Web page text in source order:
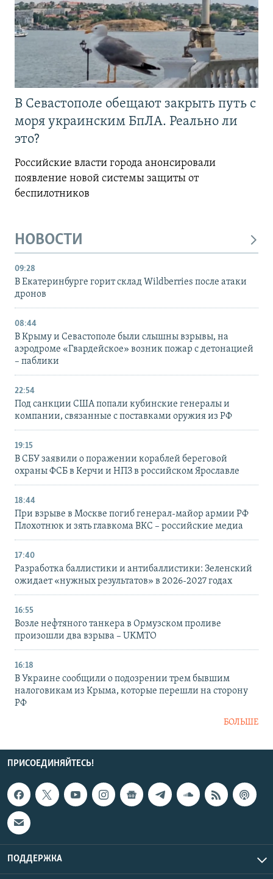
В Севастополе обещают закрыть путь с
моря украинским БпЛА. Реально ли
это?
Российские власти города анонсировали
появление новой системы защиты от
беспилотников
НОВОСТИ
09:28
В Екатеринбурге горит склад Wildberries после атаки
дронов
08:44
В Крыму и Севастополе были слышны взрывы, на
аэродроме «Гвардейское» возник пожар с детонацией
– паблики
22:54
Под санкции США попали кубинские генералы и
компании, связанные с поставками оружия из РФ
19:15
В СБУ заявили о поражении кораблей береговой
охраны ФСБ в Керчи и НПЗ в российском Ярославле
18:44
При взрыве в Москве погиб генерал-майор армии РФ
Плохотнюк и зять главкома ВКС – российские медиа
17:40
Разработка баллистики и антибаллистики: Зеленский
ожидает «нужных результатов» в 2026-2027 годах
16:55
Возле нефтяного танкера в Ормузском проливе
произошли два взрыва – UKMTO
16:18
В Украине сообщили о подозрении трем бывшим
налоговикам из Крыма, которые перешли на сторону
РФ
БОЛЬШЕ
ПРИСОЕДИНЯЙТЕСЬ!
ПОДДЕРЖКА